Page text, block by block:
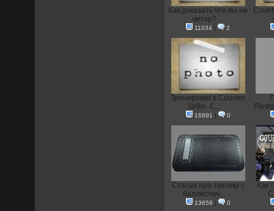
Как доказать что вы не
читер?
11034 | 2
Тренировки в Counter
Strike. С...
16891 | 0
Статья про тактику с
баллистич...
13659 | 0
Как